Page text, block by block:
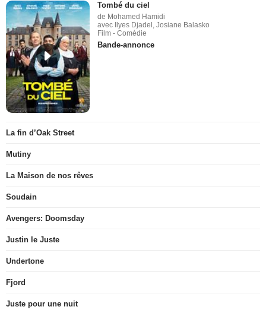
Tombé du ciel
de Mohamed Hamidi
avec Ilyes Djadel, Josiane Balasko
Film - Comédie
Bande-annonce
La fin d’Oak Street
Mutiny
La Maison de nos rêves
Soudain
Avengers: Doomsday
Justin le Juste
Undertone
Fjord
Juste pour une nuit